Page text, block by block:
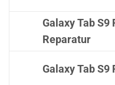
Galaxy Tab S9
Reparatur
Galaxy Tab